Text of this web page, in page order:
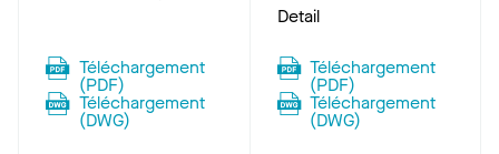
Téléchargement
(PDF)
Téléchargement
(DWG)
Detail
Téléchargement
(PDF)
Téléchargement
(DWG)